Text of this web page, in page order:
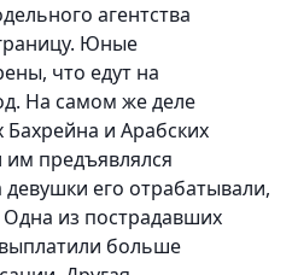
агентства
Юные
что едут на
На самом же деле
Бахрейна и Арабских
предъявлялся
его отрабатывали,
Одна из пострадавших
больше